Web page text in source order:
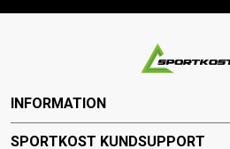
INFORMATION
SPORTKOST KUNDSUPPORT